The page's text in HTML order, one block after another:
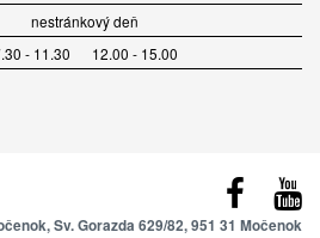
nestránkový deň
- 11.30 12.00 - 15.00
Sv. Gorazda 629/82, 951 31 Močenok